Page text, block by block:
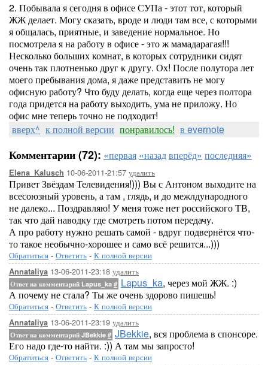
2. Побывала я сегодня в офисе СУПа - этот тот, который
ЖЖ делает. Могу сказать, вроде и люди там все, с которыми
я общалась, приятные, и заведение нормальное. Но
посмотрела я на работу в офисе - это ж мамадарагая!!!
Несколько больших комнат, в которых сотрудники сидят
очень так плотненько друг к другу. Ох! После полутора лет
моего пребывания дома, я даже представить не могу
офисную работу? Что буду делать, когда еще через полтора
года придется на работу выходить, ума не приложу. Но
офис мне теперь точно не подходит!
вверх^ к полной версии понравилось! в evernote
Комментарии (72): «первая «назадвперёд» последняя»
Elena_Kalusch 10-06-2011-21:57 удалить
Привет Звёздам Телевидения!))) Вы с Антоном выходите на
всесоюзный уровень, а там , глядь, и до межлдународного
не далеко... Поздравляю! У меня тоже нет российского ТВ,
так что дай наводку где смотреть потом передачу.
А про работу нужно решать самой - вдруг подвернётся что-
то такое необычно-хорошее и само всё решится...)))
Обратиться - Ответить - К полной версии
Annataliya 13-06-2011-23:18 удалить
Ответ на комментарий Lapus_ka # Lapus_ka, через мой ЖЖ. :)
А почему не стала? Ты же очень здорово пишешь!
Обратиться - Ответить - К полной версии
Annataliya 13-06-2011-23:19 удалить
Ответ на комментарий JBekkie # JBekkie, вся проблема в спонсоре.
Его надо где-то найти. :)) А там мы запросто!
Обратиться - Ответить - К полной версии